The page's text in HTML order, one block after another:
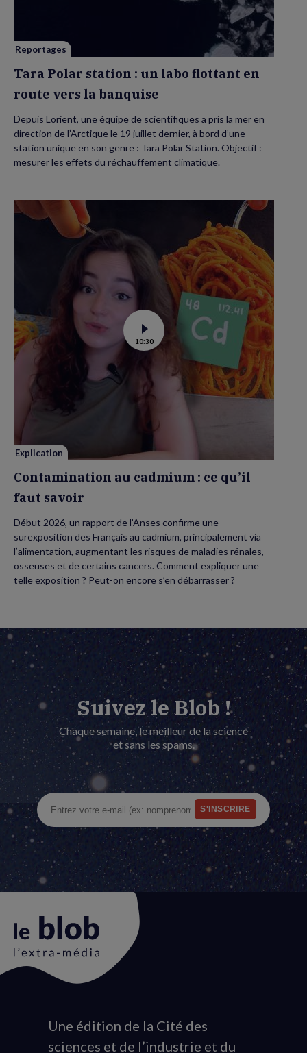
la
Reportages
Tara Polar station : un labo flottant en
route vers la banquise
Depuis Lorient, une équipe de scientifiques a pris la mer en
direction de l’Arctique le 19 juillet dernier, à bord d’une
station unique en son genre : Tara Polar Station. Objectif :
mesurer les effets du réchauffement climatique.
Voir
la
vidéo
Contamination
au
cadmium :
ce
savoir
10:30
Explication
Contamination au cadmium : ce qu’il
faut savoir
Début 2026, un rapport de l’Anses confirme une
surexposition des Français au cadmium, principalement via
l’alimentation, augmentant les risques de maladies rénales,
osseuses et de certains cancers. Comment expliquer une
telle exposition ? Peut-on encore s’en débarrasser ?
Suivez le Blob !
Chaque semaine, le meilleur de la science
et sans les spams.
Animation
du
Une édition de la Cité des
sciences et de l’industrie et du